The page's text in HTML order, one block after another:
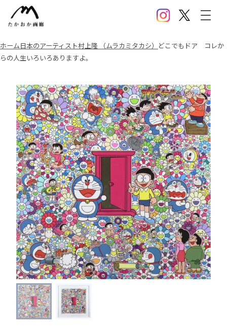
InstagramX(Twitter)
メニ
ホーム日本のアーティスト村上隆 （ムラカミタカシ） どこでもドア コレか
らの人生いろいろありますよ。